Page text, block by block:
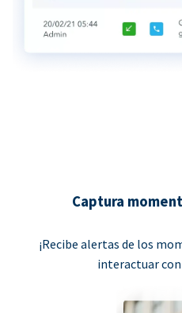
Captura
¡Recibe alertas de los
interactuar